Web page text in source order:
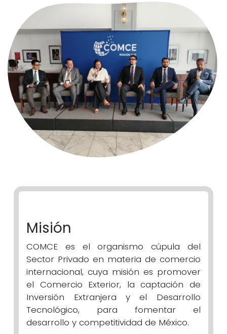
Misión
COMCE es el organismo cúpula del
Sector Privado en materia de comercio
internacional, cuya misión es promover
el Comercio Exterior, la captación de
Inversión Extranjera y el Desarrollo
Tecnológico, para fomentar el
desarrollo y competitividad de México.